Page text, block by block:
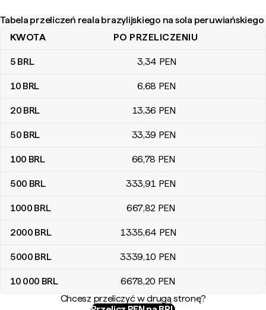
Tabela przeliczeń reala brazylijskiego na sola peruwiańskiego
Tabela przeliczeń reala brazylijskiego na sola peruwiańskiego
KWOTA PO PRZELICZENIU
5 BRL 3,34 PEN
10 BRL 6,68 PEN
20 BRL 13,36 PEN
50 BRL 33,39 PEN
100 BRL 66,78 PEN
500 BRL 333,91 PEN
1000 BRL 667,82 PEN
2000 BRL 1335,64 PEN
5000 BRL 3339,10 PEN
10 000 BRL 6678,20 PEN
Chcesz przeliczyć w drugą stronę?